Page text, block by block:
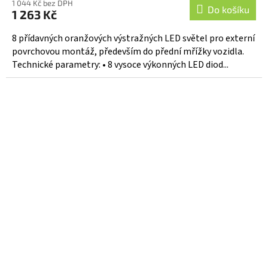
1 044 Kč bez DPH
1 263 Kč Do košíku
8 přídavných oranžových výstražných LED světel pro externí
povrchovou montáž, především do přední mřížky vozidla.
Technické parametry: • 8 vysoce výkonných LED diod...